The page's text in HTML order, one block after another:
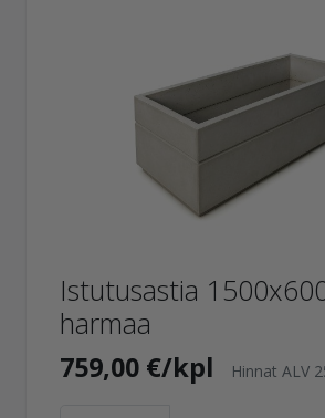
Istutusastia
harmaa
759,00 €/kpl Hinnat ALV